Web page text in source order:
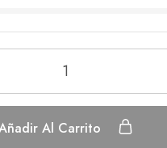
Al Carrito